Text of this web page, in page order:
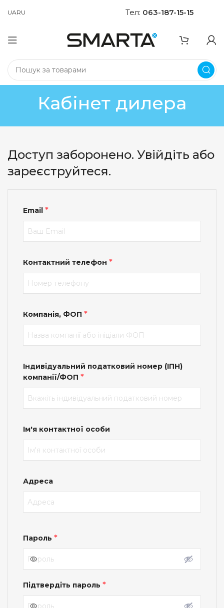
UARU Тел: 063-187-15-15
Кабінет дилера
Доступ заборонено. Увійдіть або
зареєструйтеся.
Email *
Контактний телефон *
Компанія, ФОП *
Індивідуальний податковий номер (ІПН)
компанії/ФОП *
Ім'я контактної особи
Адреса
Пароль *
Підтвердіть пароль *